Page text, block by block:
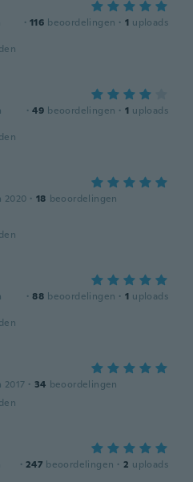
· 116 beoordelingen · 1 uploads
· 49 beoordelingen · 1 uploads
2020 · 18 beoordelingen
· 88 beoordelingen · 1 uploads
2017 · 34 beoordelingen
· 247 beoordelingen · 2 uploads